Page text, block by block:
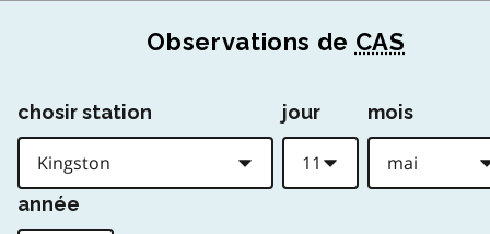
Observations de CAS
chosir station jour mois
année